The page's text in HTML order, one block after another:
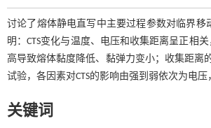
讨论了熔体静电直写中主要过程参数对临界移
明：CTS变化与温度、电压和收集距离呈正相
高导致熔体黏度降低、黏弹力变小；收集距离
试验，各因素对CTS的影响由强到弱依次为电
关键词